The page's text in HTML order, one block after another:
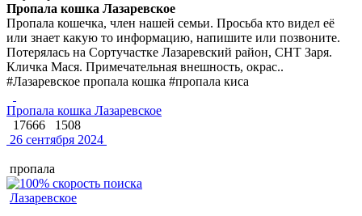
Пропала кошка Лазаревское
Пропала кошечка, член нашей семьи. Просьба кто видел её
или знает какую то информацию, напишите или позвоните.
Потерялась на Сортучастке Лазаревский район, СНТ Заря.
Кличка Мася. Примечательная внешность, окрас..
#Лазаревское пропала кошка #пропала киса
Пропала кошка Лазаревское
17666
1508
26 сентября 2024
пропала
Лазаревское